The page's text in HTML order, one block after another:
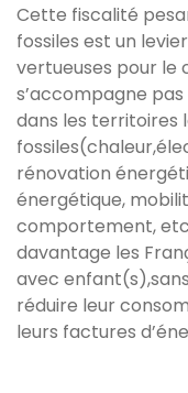
Cette fiscalité
fossiles est un
vertueuses pour le
s’accompagne
dans les territoires
rénovation
énergétique,
comportement,
davantage les
avec
réduire leur
leurs factures